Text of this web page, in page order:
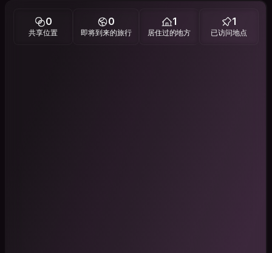
0
共享位置
0
即将到来的旅行
1
居住过的地方
1
已访问地点